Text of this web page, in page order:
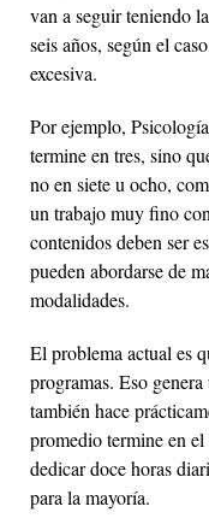
van a seguir teniendo
seis años, según el
excesiva.
Por ejemplo,
termine en tres, sino
no en siete u ocho,
un trabajo muy fino
contenidos deben ser
pueden abordarse de
modalidades.
El problema actual es
programas. Eso
también hace
promedio termine en
dedicar doce horas
para la mayoría.